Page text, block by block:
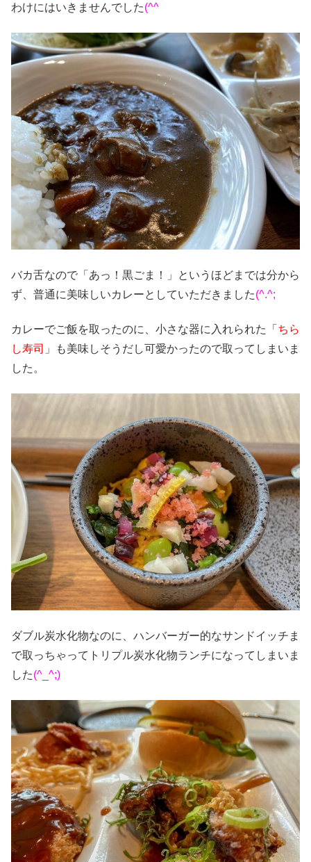
わけにはいきませんでした(^^ゞ
バカ舌なので「あっ！黒ごま！」というほどまでは分から
ず、普通に美味しいカレーとしていただきました(^.^;
カレーでご飯を取ったのに、小さな器に入れられた「 ちら
し寿司 」も美味しそうだし可愛かったので取ってしまいま
した。
ダブル炭水化物なのに、ハンバーガー的なサンドイッチま
で取っちゃってトリプル炭水化物ランチになってしまいま
した(^_^;)